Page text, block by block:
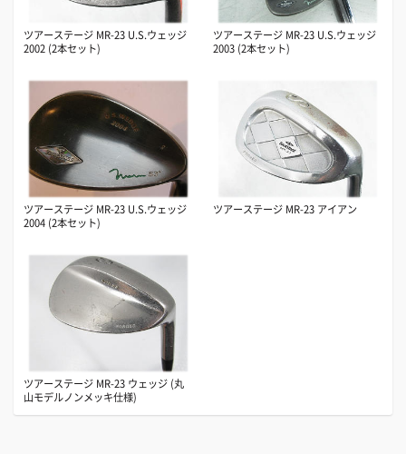
ツアーステージ MR-23 U.S.ウェッジ
2002 (2本セット)
ツアーステージ MR-23 U.S.ウェッジ
2003 (2本セット)
ツアーステージ MR-23 U.S.ウェッジ
2004 (2本セット)
ツアーステージ MR-23 アイアン
ツアーステージ MR-23 ウェッジ (丸
山モデルノンメッキ仕様)